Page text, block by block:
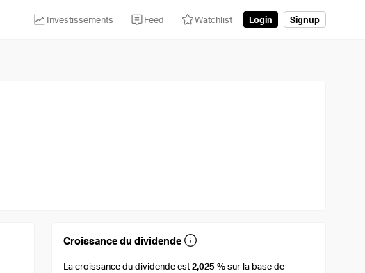
Investissements Feed Watchlist Login Signup
Croissance du dividende
La croissance du dividende est2,025 %sur la base de